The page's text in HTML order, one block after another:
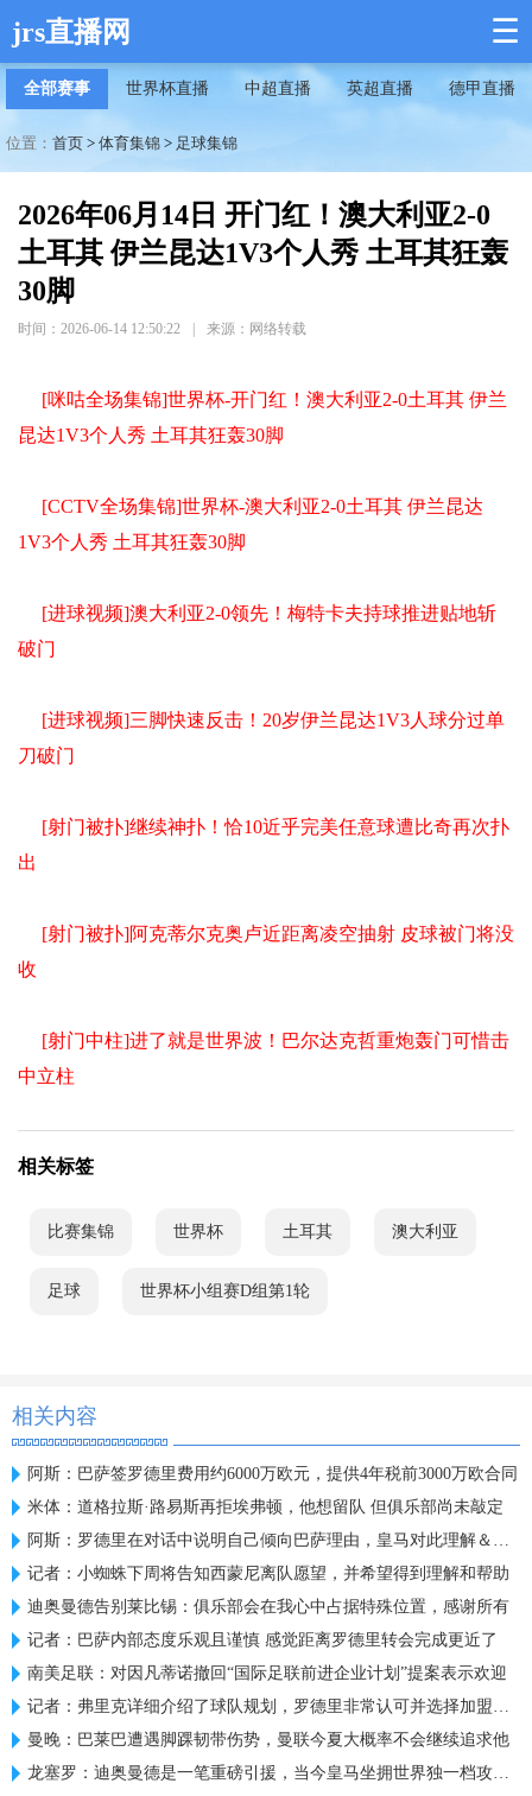
jrs直播网 ☰
全部赛事 世界杯直播 中超直播 英超直播 德甲直播
位置： 首页 > 体育集锦 > 足球集锦
2026年06月14日 开门红！澳大利亚2-0
土耳其 伊兰昆达1V3个人秀 土耳其狂轰
30脚
时间：2026-06-14 12:50:22 来源：网络转载
[咪咕全场集锦]世界杯-开门红！澳大利亚2-0土耳其 伊兰
昆达1V3个人秀 土耳其狂轰30脚
[CCTV全场集锦]世界杯-澳大利亚2-0土耳其 伊兰昆达
1V3个人秀 土耳其狂轰30脚
[进球视频]澳大利亚2-0领先！梅特卡夫持球推进贴地斩
破门
[进球视频]三脚快速反击！20岁伊兰昆达1V3人球分过单
刀破门
[射门被扑]继续神扑！恰10近乎完美任意球遭比奇再次扑
出
[射门被扑]阿克蒂尔克奥卢近距离凌空抽射 皮球被门将没
收
[射门中柱]进了就是世界波！巴尔达克哲重炮轰门可惜击
中立柱
相关标签
比赛集锦 世界杯 土耳其 澳大利亚
足球 世界杯小组赛D组第1轮
相关内容
阿斯：巴萨签罗德里费用约6000万欧元，提供4年税前3000万欧合同
米体：道格拉斯·路易斯再拒埃弗顿，他想留队 但俱乐部尚未敲定
阿斯：罗德里在对话中说明自己倾向巴萨理由，皇马对此理解＆祝好
记者：小蜘蛛下周将告知西蒙尼离队愿望，并希望得到理解和帮助
迪奥曼德告别莱比锡：俱乐部会在我心中占据特殊位置，感谢所有
记者：巴萨内部态度乐观且谨慎 感觉距离罗德里转会完成更近了
南美足联：对因凡蒂诺撤回“国际足联前进企业计划”提案表示欢迎
记者：弗里克详细介绍了球队规划，罗德里非常认可并选择加盟巴萨
曼晚：巴莱巴遭遇脚踝韧带伤势，曼联今夏大概率不会继续追求他
龙塞罗：迪奥曼德是一笔重磅引援，当今皇马坐拥世界独一档攻击线